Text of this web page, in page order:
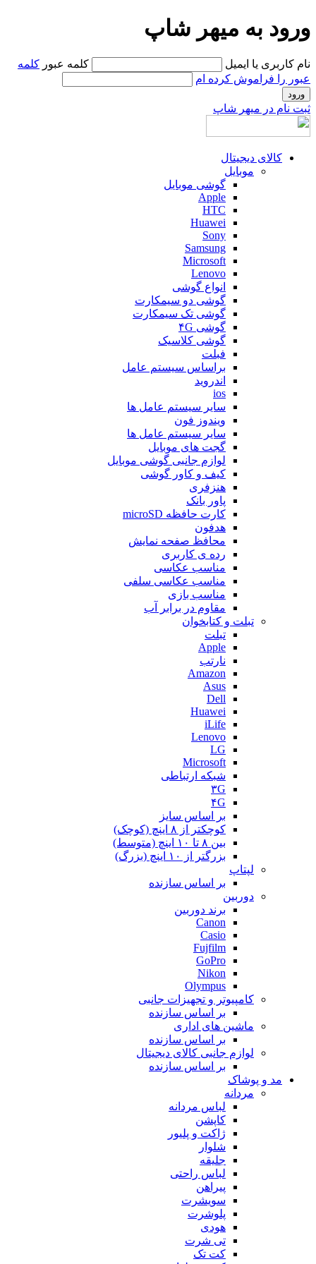
ورود به میهر شاپ
نام کاربری یا ایمیل کلمه عبور کلمه
عبور را فراموش کرده ام
ثبت نام در میهر شاپ
کالای دیجیتال
موبایل
گوشی موبایل
Apple
HTC
Huawei
Sony
Samsung
Microsoft
Lenovo
انواع گوشی
گوشی دو سیمکارت
گوشی تک سیمکارت
گوشی ۴G
گوشی کلاسیک
فبلت
براساس سیستم عامل
اندروید
ios
سایر سیستم عامل ها
ویندوز فون
سایر سیستم عامل ها
گجت های موبایل
لوازم جانبی گوشی موبایل
کیف و کاور گوشی
هنزفری
پاور بانک
کارت حافظه microSD
هدفون
محافظ صفحه نمایش
رده ی کاربری
مناسب عکاسی
مناسب عکاسی سلفی
مناسب بازی
مقاوم در برابر آب
تبلت و کتابخوان
تبلت
Apple
نارتب
Amazon
Asus
Dell
Huawei
iLife
Lenovo
LG
Microsoft
شبکه ارتباطی
۳G
۴G
بر اساس سایز
کوچکتر از ۸ اینچ (کوچک)
بین ۸ تا ۱۰ اینچ (متوسط)
بزرگتر از ۱۰ اینچ (بزرگ)
لپتاپ
بر اساس سازنده
دوربین
برند دوربین
Canon
Casio
Fujfilm
GoPro
Nikon
Olympus
کامپیوتر و تجهیزات جانبی
بر اساس سازنده
ماشین های اداری
بر اساس سازنده
لوازم جانبی کالای دیجیتال
بر اساس سازنده
مد و پوشاک
مردانه
لباس مردانه
کاپشن
ژاکت و پلیور
شلوار
جلیقه
لباس راحتی
پیراهن
سویشرت
پلوشرت
هودی
تی شرت
کت تک